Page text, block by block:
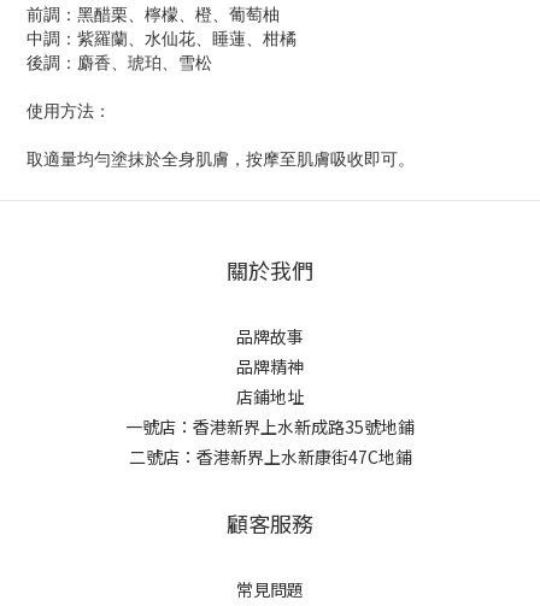
前調：黑醋栗、檸檬、橙、葡萄柚
中調：紫羅蘭、水仙花、睡蓮、柑橘
後調：麝香、琥珀、雪松
使用方法：
取適量均勻塗抹於全身肌膚，按摩至肌膚吸收即可。
關於我們
品牌故事
品牌精神
店鋪地址
一號店：香港新界上水新成路35號地鋪
二號店：香港新界上水新康街47C地鋪
顧客服務
常見問題